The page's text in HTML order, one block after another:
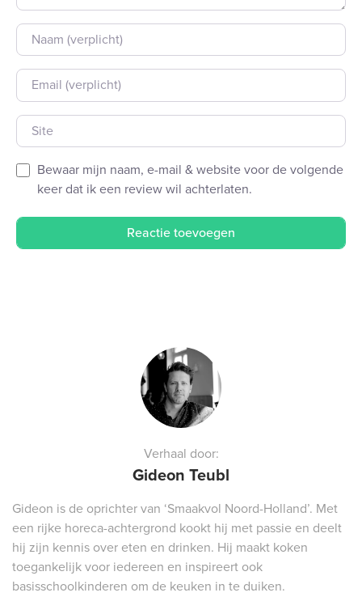
Naam
E-mail
Site
Bewaar mijn naam, e-mail & website voor de volgende
keer dat ik een review wil achterlaten.
Verhaal door:
Gideon Teubl
Gideon is de oprichter van ‘Smaakvol Noord-Holland’. Met
een rijke horeca-achtergrond kookt hij met passie en deelt
hij zijn kennis over eten en drinken. Hij maakt koken
toegankelijk voor iedereen en inspireert ook
basisschoolkinderen om de keuken in te duiken.